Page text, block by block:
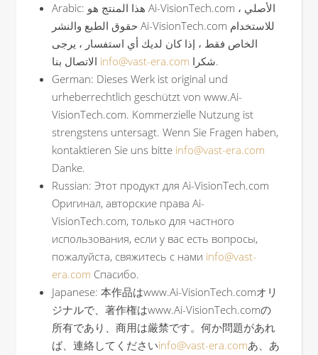
Arabic: هذا المنتج هو Ai-VisionTech.com الأصلي ،
حقوق الطبع والنشر Ai-VisionTech.com للاستخدام
الخاص فقط ، إذا كان لديك أي استفسار ، يرجى
info@vast-era.com
شكرا.
German: Dieses Werk ist original und
urheberrechtlich geschützt von www.Ai-
VisionTech.com. Kommerzielle Nutzung ist
strengstens untersagt. Wenn Sie Fragen haben,
kontaktieren Sie uns bitte info@vast-era.com
Danke.
Russian: Этот продукт для Ai-VisionTech.com
Оригинал, авторские права Ai-
VisionTech.com, только для частного
использования, если у вас есть вопросы,
пожалуйста, свяжитесь с нами info@vast-
era.com Спасибо.
Japanese: 本作品はwww.Ai-VisionTech.comオリ
ジナルで、著作権はwww.Ai-VisionTech.comの
所有であり、商用は厳禁です。何か問題があれ
ば、連絡してくださいinfo@vast-era.comあ、あ